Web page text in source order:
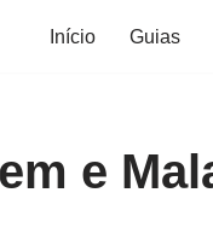
Início Guias
e